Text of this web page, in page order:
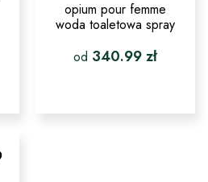
opium pour femme
woda toaletowa spray
od 340.99zł
ma